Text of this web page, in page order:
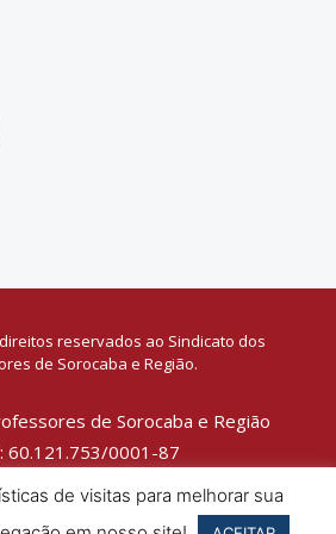
reservados ao Sindicato dos
de Sorocaba e Região.
de Sorocaba e Região
60.121.753/0001-87
de Privacidade
de visitas para melhorar sua